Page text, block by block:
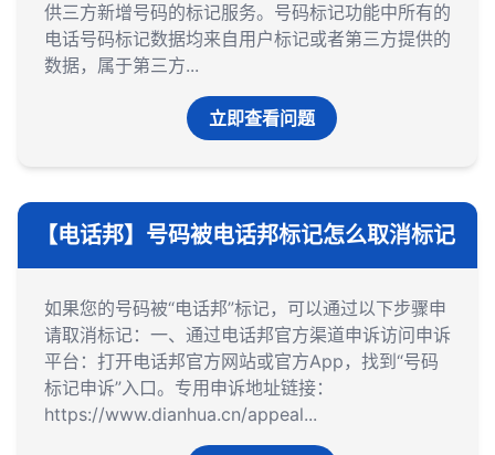
供三方新增号码的标记服务。号码标记功能中所有的
电话号码标记数据均来自用户标记或者第三方提供的
数据，属于第三方...
立即查看问题
【电话邦】号码被电话邦标记怎么取消标记
如果您的号码被“电话邦”标记，可以通过以下步骤申
请取消标记：一、通过电话邦官方渠道申诉‌访问申诉
平台‌：打开电话邦官方网站或官方App，找到“号码
标记申诉”入口。专用申诉地址链接：
https://www.dianhua.cn/appeal...